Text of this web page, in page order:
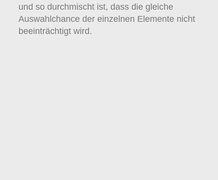
und so durchmischt ist, dass die gleiche
Auswahlchance der einzelnen Elemente nicht
beeinträchtigt wird.